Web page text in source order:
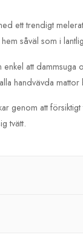
ett trendigt
såväl som i
att
handvävda
genom att
tvätt.